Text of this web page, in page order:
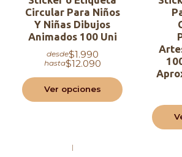
Circular Para Niños
Y Niñas Dibujos
Animados 100 Uni
desde$1.990
hasta$12.090
Ver opciones
|